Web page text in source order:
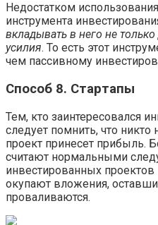
Недостатком
инструмента
вкладывать в него не
усилия. То есть этот
чем пассивному
Способ 8. Стартапы
Тем, кто заинтересовался
следует помнить, что никто
проект принесет прибыль.
считают нормальными
инвестированных
окупают вложения,
проваливаются.